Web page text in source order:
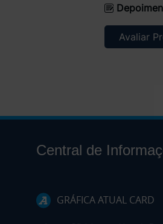
Avaliar
Central de
GRÁFICA ATUAL CARD